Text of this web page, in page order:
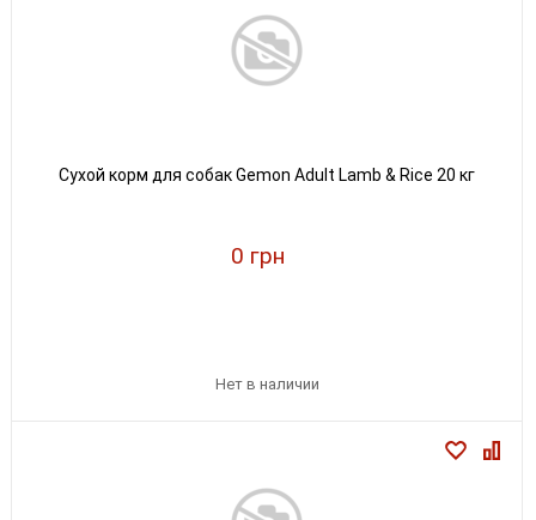
Сухой корм для собак Gemon Adult Lamb & Rice 20 кг
0 грн
Нет в наличии